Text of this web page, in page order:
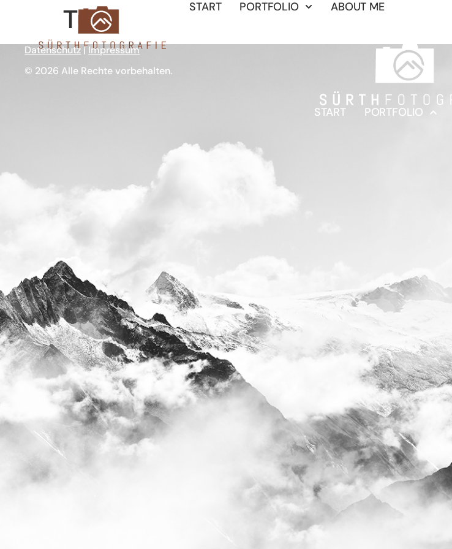
START PORTFOLIO ABOUT ME
Tux
Datenschutz |Impressum
© 2026 Alle Rechte vorbehalten.
START PORTFOLIO